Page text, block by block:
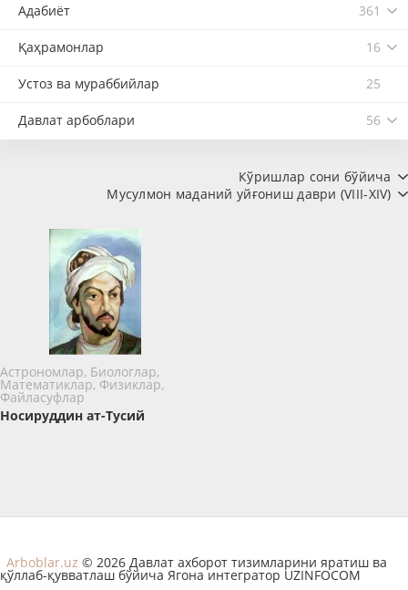
Адабиёт 361
Қаҳрамонлар 16
Устоз ва мураббийлар 25
Давлат арбоблари 56
Кўришлар сони бўйича
Мусулмон маданий уйғониш даври (VIII-XIV)
Астрономлар, Биологлар,
Математиклар, Физиклар,
Файласуфлар
Носируддин ат-Тусий
Arboblar.uz © 2026 Давлат ахборот тизимларини яратиш ва
қўллаб-қувватлаш бўйича Ягона интегратор UZINFOCOM